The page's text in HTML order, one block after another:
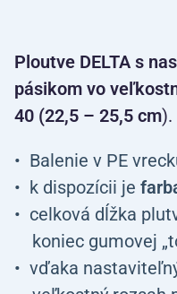
Ploutve DELTA s
pásikom vo
40 (22,5 – 25,5 cm).
Balenie v PE
k dispozícii je
celková dĺžka
koniec gumovej
vďaka